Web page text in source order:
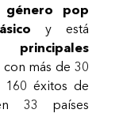
pop
y está
con más de 30
160 éxitos de
33 países